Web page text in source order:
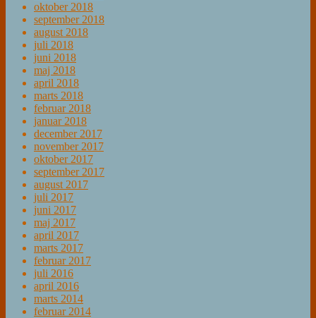
oktober 2018
september 2018
august 2018
juli 2018
juni 2018
maj 2018
april 2018
marts 2018
februar 2018
januar 2018
december 2017
november 2017
oktober 2017
september 2017
august 2017
juli 2017
juni 2017
maj 2017
april 2017
marts 2017
februar 2017
juli 2016
april 2016
marts 2014
februar 2014